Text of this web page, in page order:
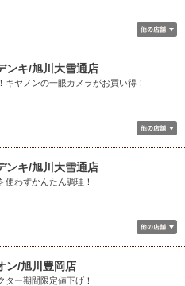
ンキ/旭川大雪通店
キヤノンの一眼カメラがお買い得！
ンキ/旭川大雪通店
使わずかんたん調理！
ン/旭川豊岡店
ター期間限定値下げ！